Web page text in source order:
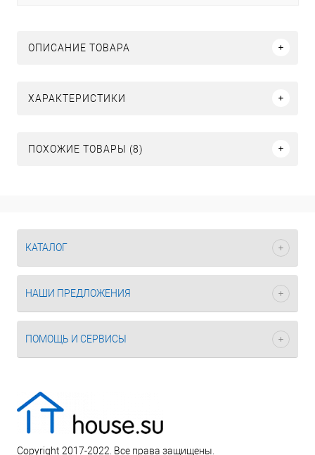
ОПИСАНИЕ ТОВАРА
ХАРАКТЕРИСТИКИ
ПОХОЖИЕ ТОВАРЫ (8)
КАТАЛОГ
НАШИ ПРЕДЛОЖЕНИЯ
ПОМОЩЬ И СЕРВИСЫ
Copyright 2017-2022. Все права защищены.